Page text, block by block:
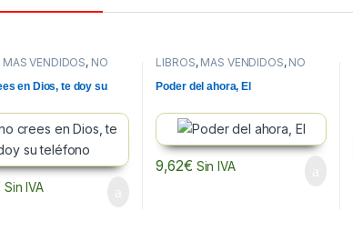
MÁS VENDIDOS, NO
en Dios, te doy su
Sin IVA
LIBROS, MÁS VENDIDOS, NO
Poder del ahora, El
9,62€ Sin IVA